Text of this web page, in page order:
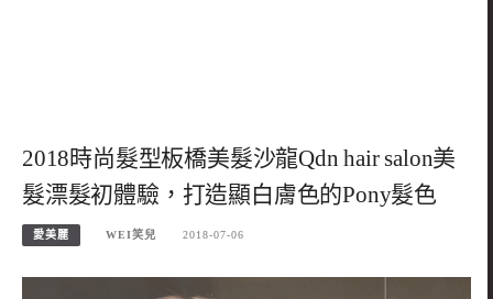
2018時尚髮型板橋美髮沙龍Qdn hair salon美
髮漂髮初體驗，打造顯白膚色的Pony髮色
愛美麗 WEI笑兒 2018-07-06